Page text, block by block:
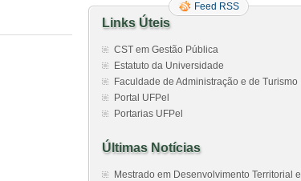
Links Úteis
CST em Gestão Pública
Estatuto da Universidade
Faculdade de Administração e de Turismo
Portal UFPel
Portarias UFPel
Últimas Notícias
Mestrado em Desenvolvimento Territorial e
Feed RSS